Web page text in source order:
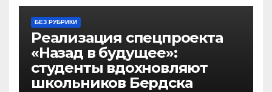
БЕЗ РУБРИКИ
Реализация спецпроекта
«Назад в будущее»:
студенты вдохновляют
школьников Бердска